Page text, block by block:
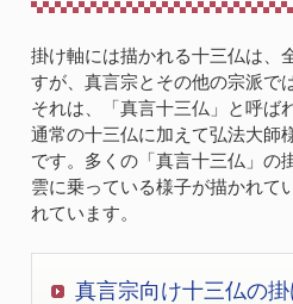
掛け軸には描かれる十三仏は、
すが、真言宗とその他の宗派で
それは、「真言十三仏」と呼ば
通常の十三仏に加えて弘法大師
です。多くの「真言十三仏」の
雲に乗っている様子が描かれて
れています。
真言宗向け十三仏の